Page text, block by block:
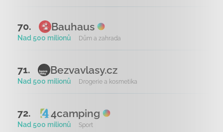
70. Bauhaus
Nad 500 milionů Dům a zahrada
71. Bezvavlasy.cz
Nad 500 milionů Drogerie a kosmetika
72. 4camping
Nad 500 milionů Sport